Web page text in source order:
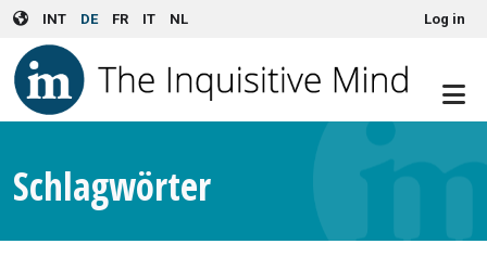
Skip to main content
INT DE FR IT NL User account menuLog in
Schlagwörter